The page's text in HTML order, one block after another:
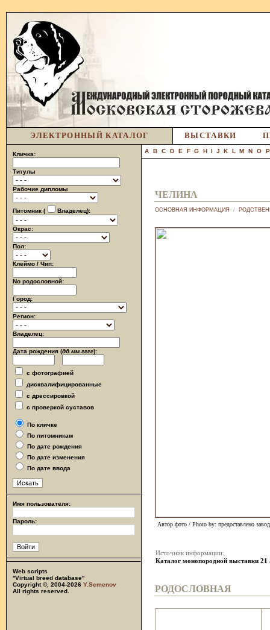
ЭЛЕКТРОННЫЙ КАТАЛОГ ВЫСТАВКИ
Кличка:
Титулы
Рабочие дипломы
Питомник ( Владелец):
Окрас:
Пол:
Клеймо / Чип:
No родословной:
Город:
Регион:
Владелец:
Дата рождения (дд.мм.гггг):
с фотографией
дисквалифицированные
с дрессировкой
с проверкой суставов
По кличке
По питомникам
По дате рождения
По дате изменения
По дате ввода
Имя пользователя:
Пароль:
Web scripts
''Virtual breed database''
Copyright ©, 2004-2026 Y.Semenov
All rights reserved.
A B C D E F G H I J K L M N O P
ЧЕЛИНА
ОСНОВНАЯ ИНФОРМАЦИЯ /
Автор фото / Photo by: предоставлено
Источник информации:
Каталог монопородной выставки
РОДОСЛОВНАЯ